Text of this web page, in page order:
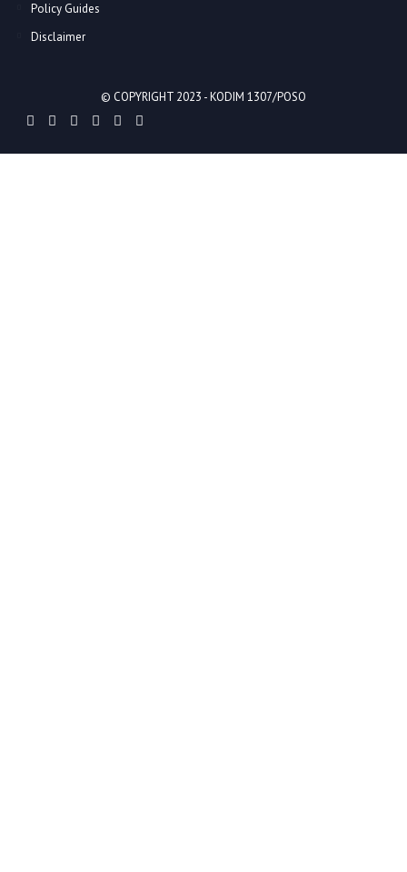
Policy Guides
Disclaimer
© COPYRIGHT 2023 -KODIM 1307/POSO